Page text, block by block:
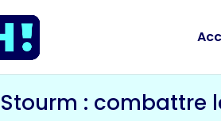
Stourm : combattre